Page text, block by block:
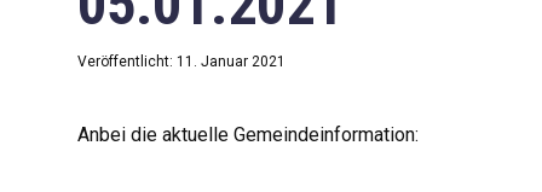
Veröffentlicht: 11. Januar 2021
Anbei die aktuelle Gemeindeinformation: